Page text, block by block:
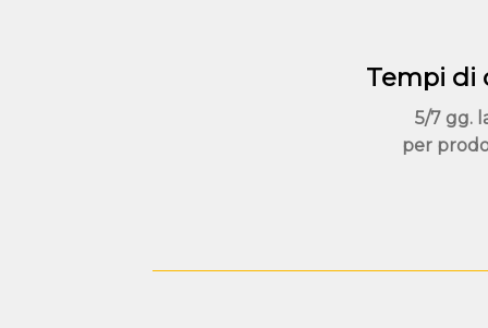
prodotto
Tempi di
5/7 gg.
per